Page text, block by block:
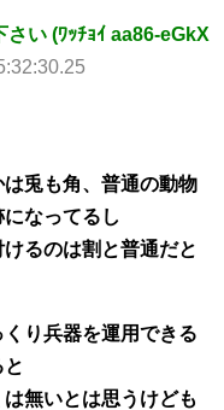
い (ﾜｯﾁｮｲ aa86-eGkX
兎も角、普通の動物
なってるし
るのは割と普通だと
り兵器を運用できる
無いとは思うけども